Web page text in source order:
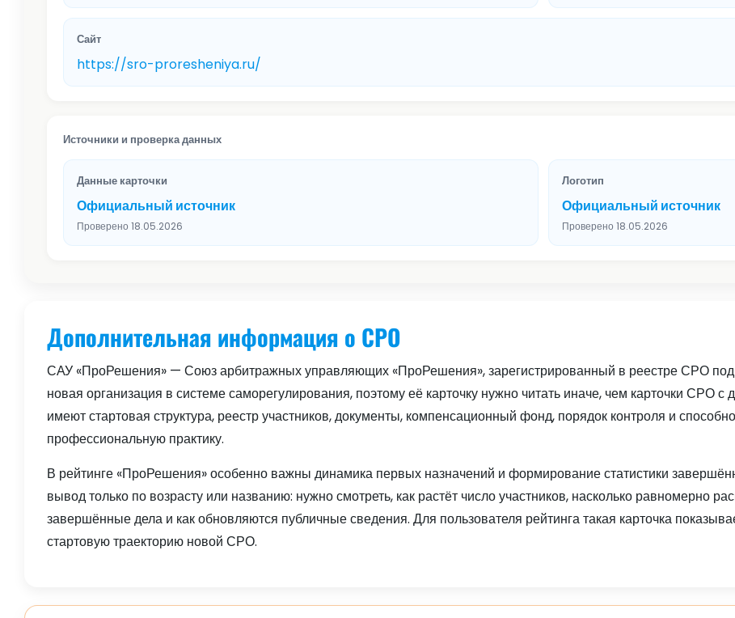
Сайт
https://sro-proresheniya.ru/
Источники и проверка данных
Данные карточки
Официальный источник
Проверено 18.05.2026
Логотип
Официальный источник
Проверено 18.05.2026
Дополнительная информация о СРО
САУ «ПроРешения» — Союз арбитражных управляющих «ПроРешения», зарегистрированный в реестре СРО
новая организация в системе саморегулирования, поэтому её карточку нужно читать иначе, чем карточки СРО с
имеют стартовая структура, реестр участников, документы, компенсационный фонд, порядок контроля и
профессиональную практику.
В рейтинге «ПроРешения» особенно важны динамика первых назначений и формирование статистики
вывод только по возрасту или названию: нужно смотреть, как растёт число участников, насколько равномерно
завершённые дела и как обновляются публичные сведения. Для пользователя рейтинга такая карточка
стартовую траекторию новой СРО.